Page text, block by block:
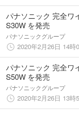
パナソニック 完全ワ
S30W を発売
パナソニックグループ
2020年2月26日 14時
パナソニック 完全ワ
S50W を発売
パナソニックグループ
2020年2月26日 13時